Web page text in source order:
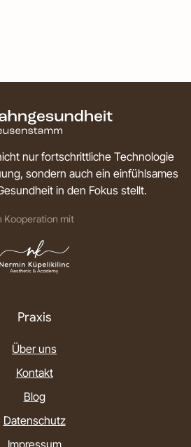
nur fortschrittliche Technologie
sondern auch ein einfühlsames
in den Fokus stellt.
Kooperation mit
Praxis
Über uns
Kontakt
Blog
Datenschutz
Impressum